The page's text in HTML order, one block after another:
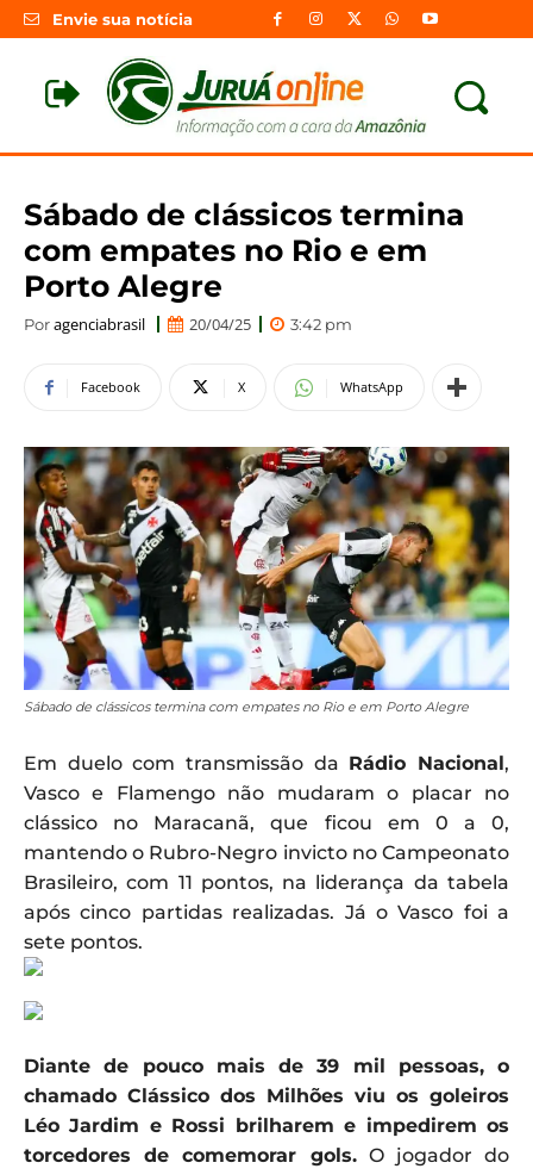
Envie sua notícia
Sábado de clássicos termina
com empates no Rio e em
Porto Alegre
Poragenciabrasil 20/04/25 3:42 pm
Facebook X WhatsApp
Sábado de clássicos termina com empates no Rio e em Porto Alegre
Em duelo com transmissão da Rádio Nacional,
Vasco e Flamengo não mudaram o placar no
clássico no Maracanã, que ficou em 0 a 0,
mantendo o Rubro-Negro invicto no Campeonato
Brasileiro, com 11 pontos, na liderança da tabela
após cinco partidas realizadas. Já o Vasco foi a
sete pontos.
Diante de pouco mais de 39 mil pessoas, o
chamado Clássico dos Milhões viu os goleiros
Léo Jardim e Rossi brilharem e impedirem os
torcedores de comemorar gols.O jogador do